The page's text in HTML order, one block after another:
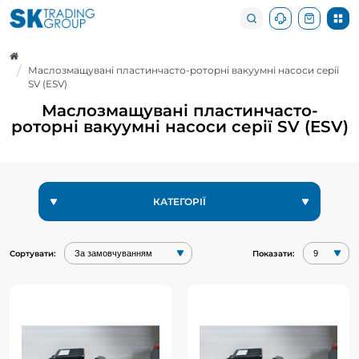
Маслозмащувані пластинчасто-роторні вакуумні насоси серії
SV (ESV)
Маслозмащувані пластинчасто-
роторні вакуумні насоси серії SV (ESV)
КАТЕГОРІЇ
Сортувати: Показати:
(ESV-008)
Вступ:EVP займається виробництвом
та продажем різних видів вакуумних
(ESV-010)
Вступ:EVP займається виробництвом
та продажем різних видів вакуумних